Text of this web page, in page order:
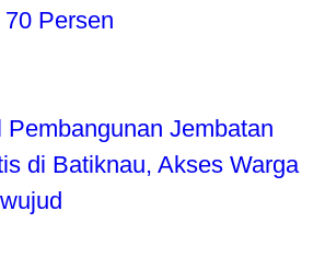
Persen
Jembatan
di Batiknau, Akses Warga